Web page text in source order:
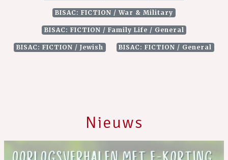
BISAC: FICTION / War & Military
BISAC: FICTION / Family Life / General
BISAC: FICTION / Jewish BISAC: FICTION / General
Nieuws